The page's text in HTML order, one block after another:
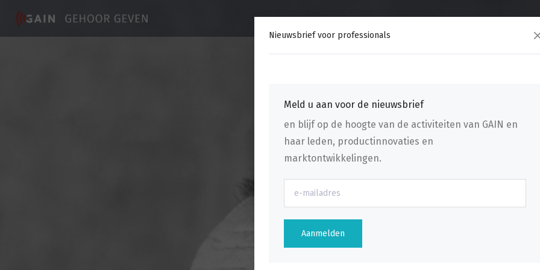
Nieuwsbrief voor professionals
Meld u aan voor de nieuwsbrief
en blijf op de hoogte van de activiteiten van GAIN en
haar leden, productinnovaties en
marktontwikkelingen.